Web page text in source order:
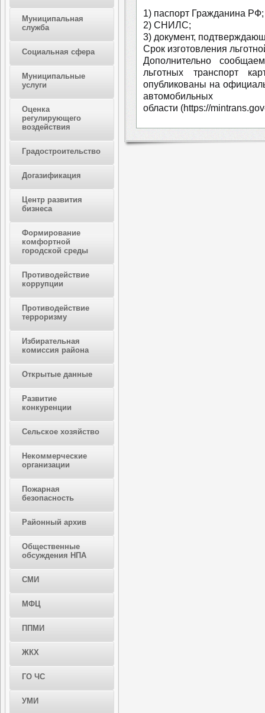
Муниципальная
служба
Социальная сфера
Муниципальные
услуги
Оценка
регулирующего
воздействия
Градостроительство
Догазификация
Центр развития
бизнеса
Формирование
комфортной
городской среды
Противодействие
коррупции
Противодействие
терроризму
Избирательная
комиссия района
Открытые данные
Развитие
конкуренции
Сельское хозяйство
Некоммерческие
организации
Пожарная
безопасность
Районный архив
Общественные
обсуждения НПА
СМИ
МФЦ
ППМИ
ЖКХ
ГО ЧС
УМИ
1) паспорт Гражданина РФ;
2) СНИЛС;
3) документ,
Срок изготовления
Дополнительно
льготных транспорт
опубликованы на
области (https://